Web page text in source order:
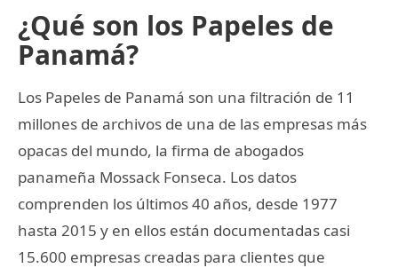
¿Qué son los Papeles de
Panamá?
Los Papeles de Panamá son una filtración de 11
millones de archivos de una de las empresas más
opacas del mundo, la firma de abogados
panameña Mossack Fonseca. Los datos
comprenden los últimos 40 años, desde 1977
hasta 2015 y en ellos están documentadas casi
15.600 empresas creadas para clientes que